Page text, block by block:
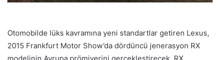
Otomobilde lüks kavramına yeni standartlar getiren Lexus,
2015 Frankfurt Motor Show’da dördüncü jenerasyon RX